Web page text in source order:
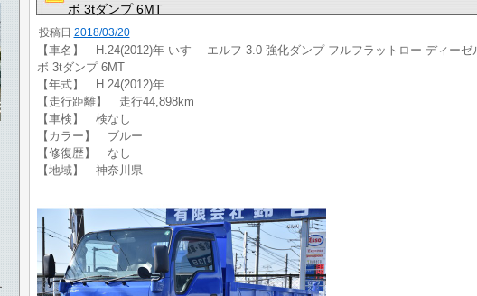
ボ 3tダンプ 6MT
投稿日 2018/03/20
【車名】 H.24(2012)年 いすゞ エルフ 3.0 強化ダンプ フルフラットロー ディーゼ
ボ 3tダンプ 6MT
【年式】 H.24(2012)年
【走行距離】 走行44,898km
【車検】 検なし
【カラー】 ブルー
【修復歴】 なし
【地域】 神奈川県